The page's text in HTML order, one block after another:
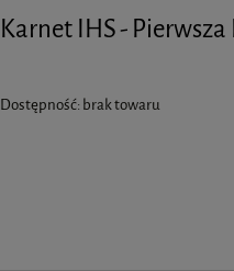
Karnet IHS -
Dostępność: brak towaru